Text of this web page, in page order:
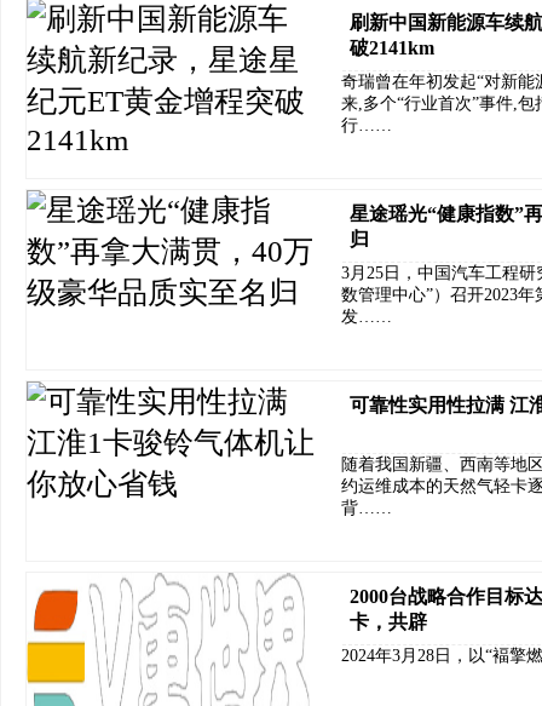
刷新中国新能源车续
破2141km
奇瑞曾在年初发起“对新
来,多个“行业首次”事件,包
行……
星途瑶光“健康指数”
归
3月25日，中国汽车工程
数管理中心”）召开2023
发……
可靠性实用性拉满 江
随着我国新疆、西南等地
约运维成本的天然气轻卡
背……
2000台战略合作目标
卡，共辟
2024年3月28日，以“褔擎